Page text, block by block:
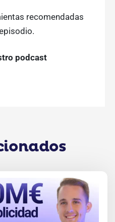
recomendadas
podcast